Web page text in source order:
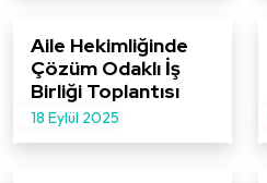
Aile Hekimliğinde
Çözüm Odaklı İş
Birliği Toplantısı
18 Eylül 2025